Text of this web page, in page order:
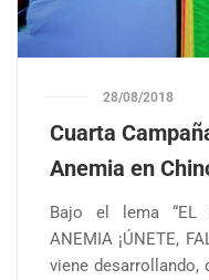
28/08/2018
Cuarta
Anemia en
Bajo el lema “EL
ANEMIA ¡ÚNETE,
viene desarrollando,